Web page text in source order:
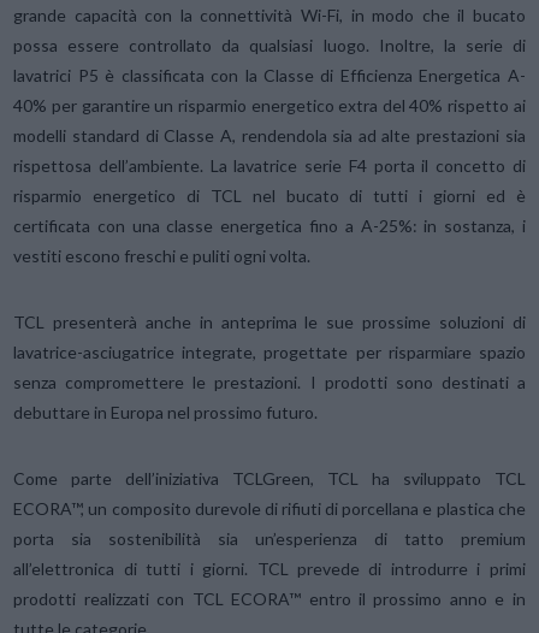
grande capacità con la connettività Wi-Fi, in modo che il bucato
possa essere controllato da qualsiasi luogo. Inoltre, la serie di
lavatrici P5 è classificata con la Classe di Efficienza Energetica A-
40% per garantire un risparmio energetico extra del 40% rispetto ai
modelli standard di Classe A, rendendola sia ad alte prestazioni sia
rispettosa dell’ambiente. La lavatrice serie F4 porta il concetto di
risparmio energetico di TCL nel bucato di tutti i giorni ed è
certificata con una classe energetica fino a A-25%: in sostanza, i
vestiti escono freschi e puliti ogni volta.
TCL presenterà anche in anteprima le sue prossime soluzioni di
lavatrice-asciugatrice integrate, progettate per risparmiare spazio
senza compromettere le prestazioni. I prodotti sono destinati a
debuttare in Europa nel prossimo futuro.
Come parte dell’iniziativa TCLGreen, TCL ha sviluppato TCL
ECORA™, un composito durevole di rifiuti di porcellana e plastica che
porta sia sostenibilità sia un’esperienza di tatto premium
all’elettronica di tutti i giorni. TCL prevede di introdurre i primi
prodotti realizzati con TCL ECORA™ entro il prossimo anno e in
tutte le categorie.